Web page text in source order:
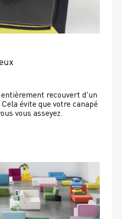
recouvert d'un
évite que votre canapé
vous asseyez.